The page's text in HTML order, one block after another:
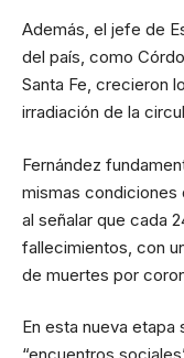
Además, el jefe de
del país, como
Santa Fe, crecieron
irradiación de la
Fernández
mismas condiciones
al señalar que cada
fallecimientos, con
de muertes por
En esta nueva etapa